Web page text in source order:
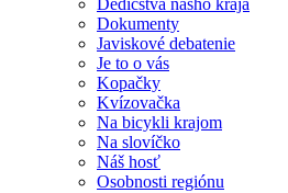
Dokumenty
Javiskové debatenie
Je to o vás
Kopačky
Kvízovačka
Na bicykli krajom
Na slovíčko
Náš hosť
Osobnosti regiónu